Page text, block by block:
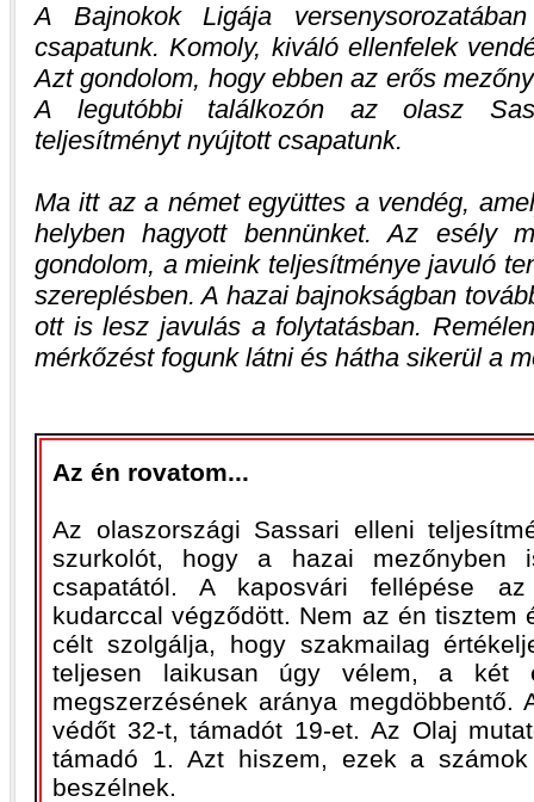
A Bajnokok Ligája
csapatunk. Komoly, kiváló ellenfelek
Azt gondolom, hogy ebben az erős
A legutóbbi találkozón az olasz
teljesítményt nyújtott csapatunk.
Ma itt az a német együttes a vendég,
helyben hagyott bennünket. Az esély
gondolom, a mieink teljesítménye javuló
szereplésben. A hazai bajnokságban
ott is lesz javulás a folytatásban.
mérkőzést fogunk látni és hátha sikerül a
Az én rovatom...
Az olaszországi Sassari elleni
szurkolót, hogy a hazai mezőnyben
csapatától. A kaposvári fellépése
kudarccal végződött. Nem az én
célt szolgálja, hogy szakmailag
teljesen laikusan úgy vélem, a két
megszerzésének aránya megdöbbentő.
védőt 32-t, támadót 19-et. Az Olaj
támadó 1. Azt hiszem, ezek a
beszélnek.